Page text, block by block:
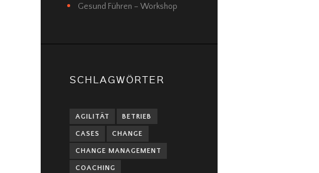
Gesund Führen – Workshop
SCHLAGWÖRTER
AGILITÄT BETRIEB
CASES CHANGE
CHANGE MANAGEMENT
COACHING